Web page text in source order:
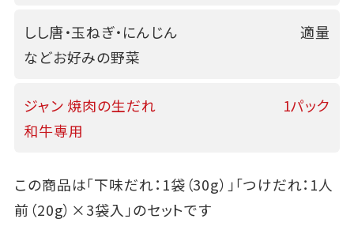
しし唐・玉ねぎ・にんじん
などお好みの野菜
適量
ジャン 焼肉の生だれ
和牛専用
1パック
この商品は「下味だれ：1袋（30g）」「つけだれ：1人
前（20g）×3袋入」のセットです